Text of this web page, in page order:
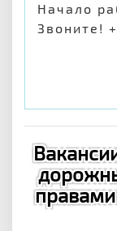
Начало
Звоните!
правами